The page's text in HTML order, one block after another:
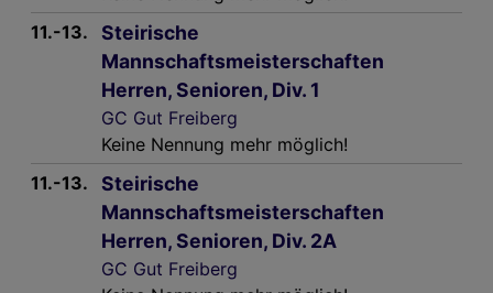
11.-13.
Steirische
Mannschaftsmeisterschaften
Herren, Senioren, Div. 1
GC Gut Freiberg
Keine Nennung mehr möglich!
11.-13.
Steirische
Mannschaftsmeisterschaften
Herren, Senioren, Div. 2A
GC Gut Freiberg
Folgendes bereitzustellen:
Verwendung genauer Standortdaten. Endgeräteeigenschaften zur Identifikation
aktiv abfragen. Speichern von oder Zugriff auf Informationen auf einem
Endgerät. Personalisierte Werbung und Inhalte, Messung von Werbeleistung
und der Performance von Inhalten, Zielgruppenforschung sowie Entwicklung